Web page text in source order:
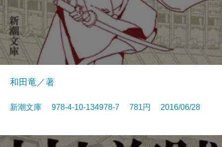
和田竜／著
新潮文庫 978-4-10-134978-7 781円 2016/06/28